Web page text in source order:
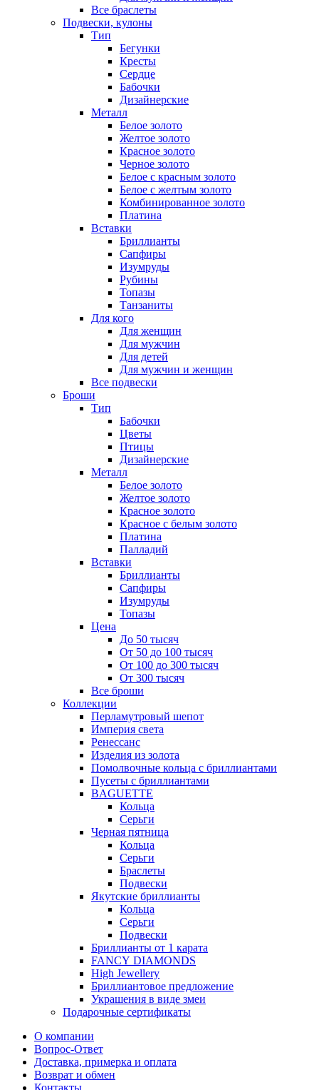
Все браслеты
Подвески, кулоны
Тип
Бегунки
Кресты
Сердце
Бабочки
Дизайнерские
Металл
Белое золото
Желтое золото
Красное золото
Черное золото
Белое с красным золото
Белое с желтым золото
Комбинированное золото
Платина
Вставки
Бриллианты
Сапфиры
Изумруды
Рубины
Топазы
Танзаниты
Для кого
Для женщин
Для мужчин
Для детей
Для мужчин и женщин
Все подвески
Броши
Тип
Бабочки
Цветы
Птицы
Дизайнерские
Металл
Белое золото
Желтое золото
Красное золото
Красное с белым золото
Платина
Палладий
Вставки
Бриллианты
Сапфиры
Изумруды
Топазы
Цена
До 50 тысяч
От 50 до 100 тысяч
От 100 до 300 тысяч
От 300 тысяч
Все броши
Коллекции
Перламутровый шепот
Империя света
Ренессанс
Изделия из золота
Помолвочные кольца с бриллиантами
Пусеты с бриллиантами
BAGUETTE
Кольца
Серьги
Черная пятница
Кольца
Серьги
Браслеты
Подвески
Якутские бриллианты
Кольца
Серьги
Подвески
Бриллианты от 1 карата
FANCY DIAMONDS
High Jewellery
Бриллиантовое предложение
Украшения в виде змеи
Подарочные сертификаты
О компании
Вопрос-Ответ
Доставка, примерка и оплата
Возврат и обмен
Контакты